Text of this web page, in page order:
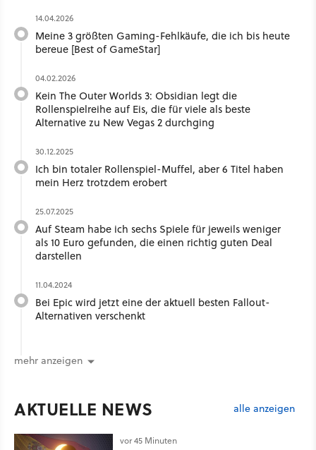
14.04.2026
Meine 3 größten Gaming-Fehlkäufe, die ich bis heute
bereue [Best of GameStar]
04.02.2026
Kein The Outer Worlds 3: Obsidian legt die
Rollenspielreihe auf Eis, die für viele als beste
Alternative zu New Vegas 2 durchging
30.12.2025
Ich bin totaler Rollenspiel-Muffel, aber 6 Titel haben
mein Herz trotzdem erobert
25.07.2025
Auf Steam habe ich sechs Spiele für jeweils weniger
als 10 Euro gefunden, die einen richtig guten Deal
darstellen
11.04.2024
Bei Epic wird jetzt eine der aktuell besten Fallout-
Alternativen verschenkt
mehr anzeigen
AKTUELLE NEWS alle anzeigen
vor 45 Minuten